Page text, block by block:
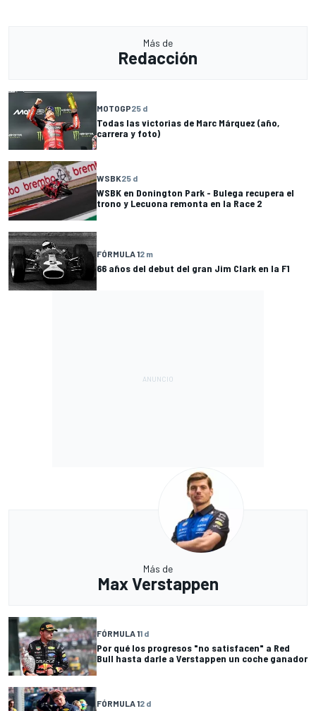
Más de
Redacción
MOTOGP25 d
Todas las victorias de Marc Márquez (año,
carrera y foto)
WSBK25 d
WSBK en Donington Park - Bulega recupera el
trono y Lecuona remonta en la Race 2
FÓRMULA 12 m
66 años del debut del gran Jim Clark en la F1
Más de
Max Verstappen
FÓRMULA 11 d
Por qué los progresos "no satisfacen" a Red
Bull hasta darle a Verstappen un coche ganador
FÓRMULA 12 d